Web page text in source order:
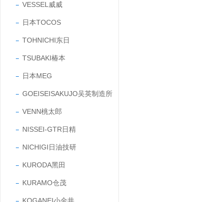
VESSEL威威
日本TOCOS
TOHNICHI东日
TSUBAKI椿本
日本MEG
GOEISEISAKUJO吴英制造所
VENN桃太郎
NISSEI-GTR日精
NICHIGI日油技研
KURODA黑田
KURAMO仓茂